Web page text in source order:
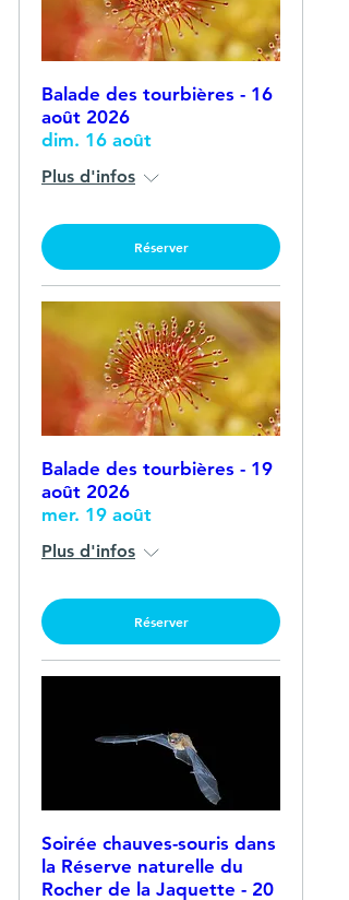
Balade des tourbières - 16
août 2026
dim. 16 août
Plus d'infos
Réserver
Balade des tourbières - 19
août 2026
mer. 19 août
Plus d'infos
Réserver
Soirée chauves-souris dans
la Réserve naturelle du
Rocher de la Jaquette - 20